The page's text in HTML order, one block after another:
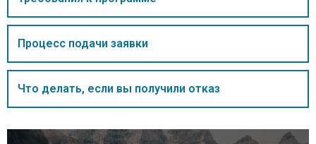
Процесс подачи заявки
Что делать, если вы получили отказ